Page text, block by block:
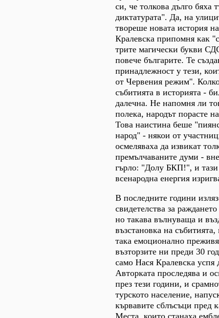
си, че толкова дълго бяха
диктатурата". Да, на
твореше новата история
Кралевска припомня как
трите магически букви
повече българите. Те
принадлежност у тези,
от Червения режим".
събитията в историята -
далечна. Не напомня ли
полека, народът порастe
Това наистина беше
народ" - някои от
осмеляваха да извикат
премълчаваните думи -
гърло: "Долу БКП!", и тази
всенародна енергия
В последните години
свидетелства за
но такава вълнуваща и
възстановка на
така емоционално
възторзите ни преди 30
само Нася Кралевска успя
Авторката проследява и
през тези години, и
турското население,
кървавите сблъсъци пред
Места, които станаха